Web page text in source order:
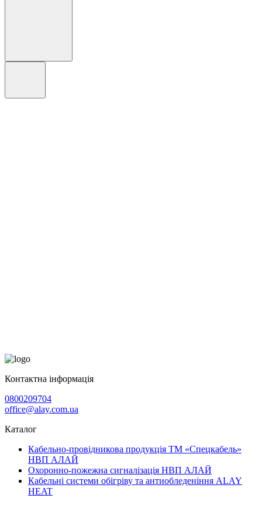
Контактна інформація
0800209704
office@alay.com.ua
Каталог
Кабельно-провідникова продукція ТМ «Спецкабель»
НВП АЛАЙ
Охоронно-пожежна сигналізація НВП АЛАЙ
Кабельні системи обігріву та антиобледеніння ALAY
HEAT